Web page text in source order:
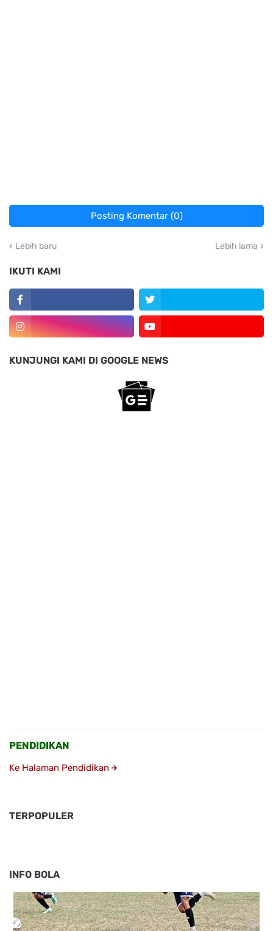
Posting Komentar (0)
Lebih baru Lebih lama
IKUTI KAMI
KUNJUNGI KAMI DI GOOGLE NEWS
PENDIDIKAN
Ke Halaman Pendidikan
TERPOPULER
INFO BOLA